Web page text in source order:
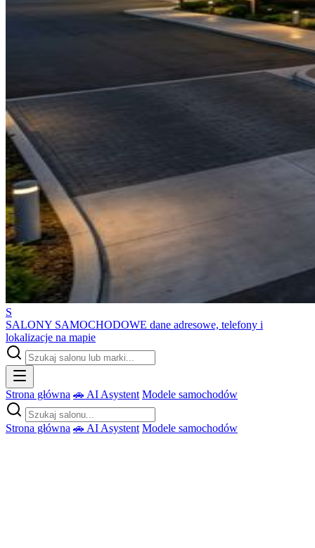
S
SALONY SAMOCHODOWE dane adresowe, telefony i
lokalizacje na mapie
Strona główna 🚗 AI Asystent Modele samochodów
Strona główna 🚗 AI Asystent Modele samochodów